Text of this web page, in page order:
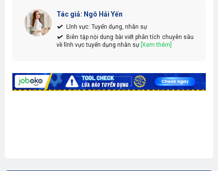
Tác giả: Ngô Hải Yến
Lĩnh vực: Tuyển dụng, nhân sự
Biên tập nội dung bài viết phân tích chuyên sâu
về lĩnh vực tuyển dụng nhân sự [Xem thêm]